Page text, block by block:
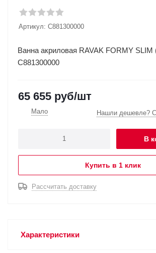
Артикул: C881300000
Ванна акриловая RAVAK FORMY SLIM
C881300000
65 655 руб/шт
Мало Нашли дешевле?
В
Купить в 1 клик
Рассчитать доставку
Характеристики